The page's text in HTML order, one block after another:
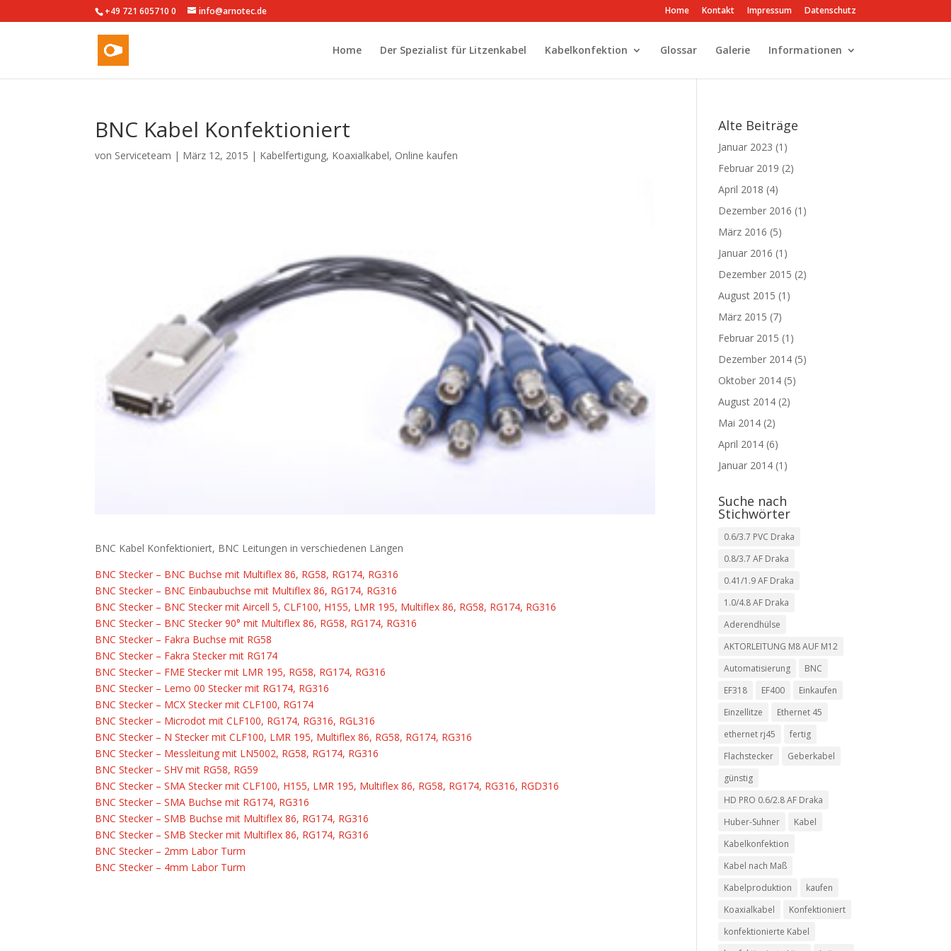
+49 721 605710 0 info@arnotec.de Home Kontakt Impressum Datenschutz
Home Der Spezialist für Litzenkabel Kabelkonfektion Glossar Galerie Informationen
BNC Kabel Konfektioniert
von Serviceteam | März 12, 2015 | Kabelfertigung, Koaxialkabel, Online kaufen
BNC Kabel Konfektioniert, BNC Leitungen in verschiedenen Längen
BNC Stecker – BNC Buchse mit Multiflex 86, RG58, RG174, RG316
BNC Stecker – BNC Einbaubuchse mit Multiflex 86, RG174, RG316
BNC Stecker – BNC Stecker mit Aircell 5, CLF100, H155, LMR 195, Multiflex 86, RG58, RG174, RG316
BNC Stecker – BNC Stecker 90° mit Multiflex 86, RG58, RG174, RG316
BNC Stecker – Fakra Buchse mit RG58
BNC Stecker – Fakra Stecker mit RG174
BNC Stecker – FME Stecker mit LMR 195, RG58, RG174, RG316
BNC Stecker – Lemo 00 Stecker mit RG174, RG316
BNC Stecker – MCX Stecker mit CLF100, RG174
BNC Stecker – Microdot mit CLF100, RG174, RG316, RGL316
BNC Stecker – N Stecker mit CLF100, LMR 195, Multiflex 86, RG58, RG174, RG316
BNC Stecker – Messleitung mit LN5002, RG58, RG174, RG316
BNC Stecker – SHV mit RG58, RG59
BNC Stecker – SMA Stecker mit CLF100, H155, LMR 195, Multiflex 86, RG58, RG174, RG316, RGD316
BNC Stecker – SMA Buchse mit RG174, RG316
BNC Stecker – SMB Buchse mit Multiflex 86, RG174, RG316
BNC Stecker – SMB Stecker mit Multiflex 86, RG174, RG316
BNC Stecker – 2mm Labor Turm
BNC Stecker – 4mm Labor Turm
Alte Beiträge
Januar 2023 (1)
Februar 2019 (2)
April 2018 (4)
Dezember 2016 (1)
März 2016 (5)
Januar 2016 (1)
Dezember 2015 (2)
August 2015 (1)
März 2015 (7)
Februar 2015 (1)
Dezember 2014 (5)
Oktober 2014 (5)
August 2014 (2)
Mai 2014 (2)
April 2014 (6)
Januar 2014 (1)
Suche nach
Stichwörter
0.6/3.7 PVC Draka
0.8/3.7 AF Draka
0.41/1.9 AF Draka
1.0/4.8 AF Draka
Aderendhülse
AKTORLEITUNG M8 AUF M12
Automatisierung
BNC
EF318
EF400
Einkaufen
Einzellitze
Ethernet 45
ethernet rj45
fertig
Flachstecker
Geberkabel
günstig
HD PRO 0.6/2.8 AF Draka
Huber-Suhner
Kabel
Kabelkonfektion
Kabel nach Maß
Kabelproduktion
kaufen
Koaxialkabel
Konfektioniert
konfektionierte Kabel